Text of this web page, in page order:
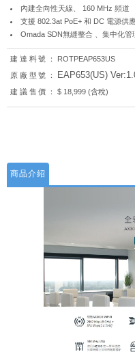
內建全向性天線、 160 MHz 頻道
支援 802.3at PoE+ 和 DC 電源供
Omada SDN無縫整合 、集中化管
建達料號：
ROTPEAP653US
原廠型號：
EAP653(US)
建議售價： $ 18,999 (含稅)
商品介紹